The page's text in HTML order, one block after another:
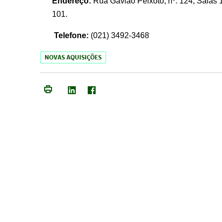
101.
Telefone: (021) 3492-3468
NOVAS AQUISIÇÕES